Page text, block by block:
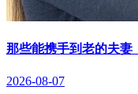
那些能携手到老的夫妻
2026-08-07